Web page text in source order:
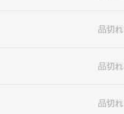
品切れ
品切れ
品切れ